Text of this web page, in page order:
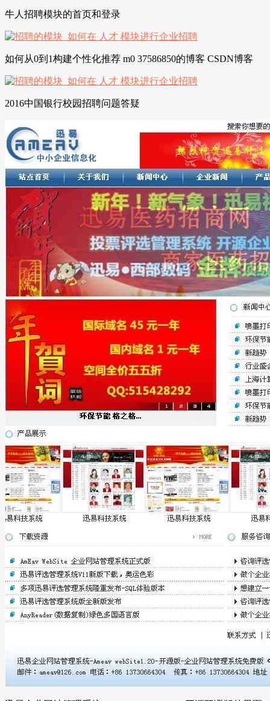
牛人招聘模块的首页和登录
如何从0到1构建个性化推荐 m0 37586850的博客 CSDN博客
2016中国银行校园招聘问题答疑